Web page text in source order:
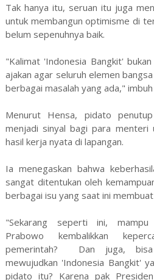
Tak hanya itu, seruan itu juga
untuk membangun optimisme di
belum sepenuhnya baik.
"Kalimat 'Indonesia Bangkit'
ajakan agar seluruh elemen
berbagai masalah yang ada,"
Menurut Hensa, pidato
menjadi sinyal bagi para menteri
hasil kerja nyata di lapangan.
Ia menegaskan bahwa
sangat ditentukan oleh
berbagai isu yang saat ini
"Sekarang seperti ini, mampu
Prabowo kembalikkan
pemerintah? Dan juga, bisa
mewujudkan 'Indonesia Bangkit'
pidato itu? Karena pak